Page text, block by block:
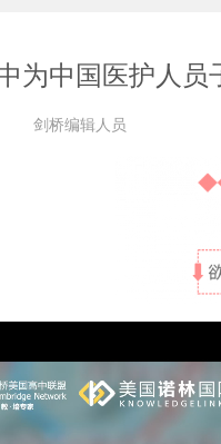
为中国医护人员
剑桥编辑人员